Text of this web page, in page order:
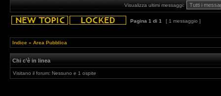
Visualizza ultimi messaggi:
Pagina 1 di 1 [ 1 messaggio ]
Indice » Area Pubblica
Chi c’è in linea
Visitano il forum: Nessuno e 1 ospite